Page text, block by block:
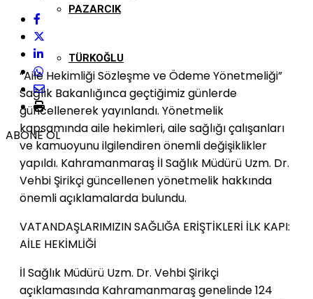
PAZARCIK
TÜRKOĞLU
ABONE OL
“Aile Hekimliği Sözleşme ve Ödeme Yönetmeliği”
Sağlık Bakanlığınca geçtiğimiz günlerde
güncellenerek yayınlandı. Yönetmelik
kapsamında aile hekimleri, aile sağlığı çalışanları
ve kamuoyunu ilgilendiren önemli değişiklikler
yapıldı. Kahramanmaraş İl Sağlık Müdürü Uzm. Dr.
Vehbi Şirikçi güncellenen yönetmelik hakkında
önemli açıklamalarda bulundu.
VATANDAŞLARIMIZIN SAĞLIĞA ERİŞTİKLERİ İLK KAPI:
AİLE HEKİMLİĞİ
İl Sağlık Müdürü Uzm. Dr. Vehbi Şirikçi
açıklamasında Kahramanmaraş genelinde 124